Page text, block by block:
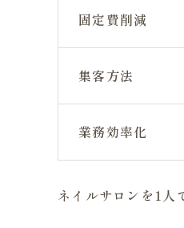
固定費削減
集客方法
業務効率化
ネイルサロンを1人